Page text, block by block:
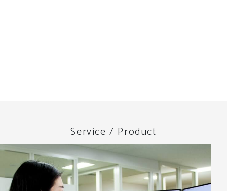
Service / Product